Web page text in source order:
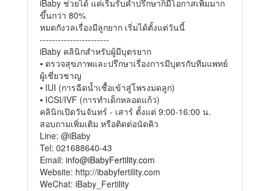
iBaby ช่วยได้ แค่เริ่มรับคำปรึกษาก็มีโอกาสเพิ่มมาก
ขึ้นกว่า 80%
หมดกังวลเรื่องมีลูกยาก เริ่มได้ตั้งแต่วันนี้
-----------------------
iBaby คลินิกสำหรับผู้มีบุตรยาก
⦁ ตรวจสุขภาพและปรึกษาเรื่องการมีบุตรกับทีมแพทย์
ผู้เชี่ยวชาญ
⦁ IUI (การฉีดน้ำเชื้อเข้าสู่โพรงมดลูก)
⦁ ICSI/IVF (การทำเด็กหลอดแก้ว)
คลินิกเปิดวันจันทร์ - เสาร์ ตั้งแต่ 9:00-16:00 น.
สอบถามเพิ่มเติม หรือติดต่อนัดคิว
Line: @iBaby
Tel: 021688640-43
Email: info@iBabyFertility.com
Website: http://ibabyfertility.com
WeChat: iBaby_Fertility